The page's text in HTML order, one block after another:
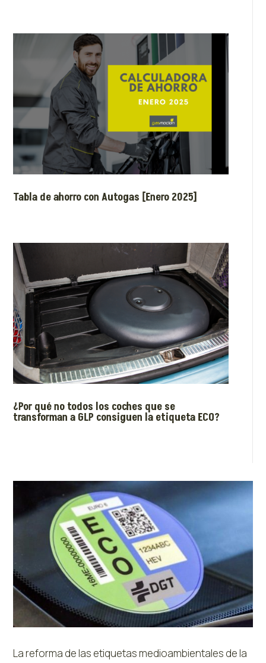
Tabla de ahorro con Autogas [Enero 2025]
¿Por qué no todos los coches que se
transforman a GLP consiguen la etiqueta ECO?
La reforma de las etiquetas medioambientales de la